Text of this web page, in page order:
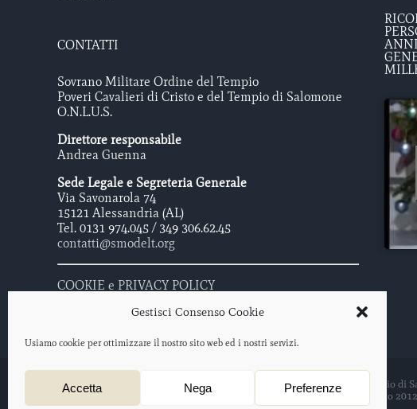
Gestisci Consenso Cookie
Usiamo cookie per ottimizzare il nostro sito web ed i nostri servizi.
Accetta Nega Preferenze
CONTATTI
Sovrano Militare Ordine del Tempio
Poveri Cavalieri di Cristo e del Tempio di Salomone
O.N.L.U.S.
Direttore responsabile
Andrea Guenna
Sede Legale e Segreteria Generale
Via Savonarola 74
15121 Alessandria (AL)
Tel. 0131 974.045 / 349 306.62.45
contatti@smodelt.org
COOKIE e PRIVACY POLICY
Sovrano Militare Ordine Del Tempio - Poveri Cavalieri di Cristo e del Tempio di
Protocollo iscrizione O.N.L.U.S. 2012/047477 – data di iscrizione: 21 agosto 2012